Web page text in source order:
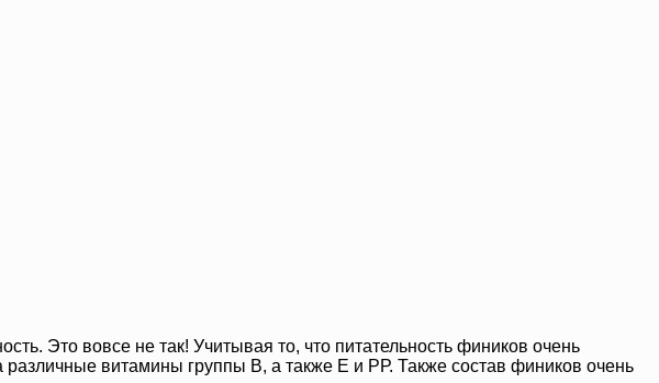
Это вовсе не так! Учитывая то, что питательность фиников очень
витамины группы В, а также Е и РР. Также состав фиников очень